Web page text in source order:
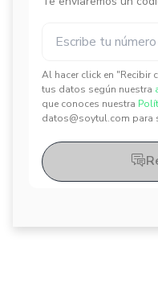
Al hacer click en "Recibir
tus datos según nuestra
que conoces nuestra
datos@soytul.com para